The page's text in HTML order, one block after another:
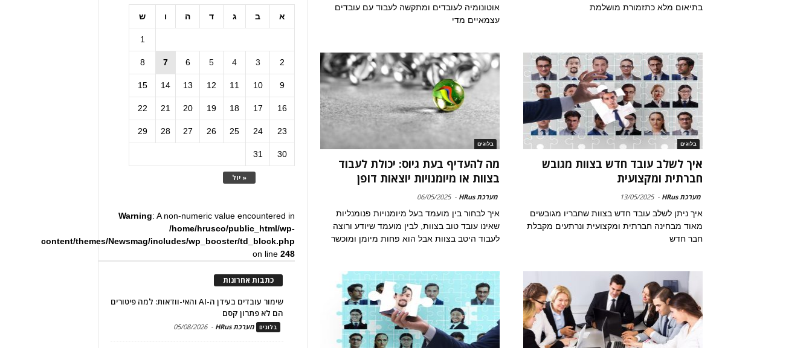
בתיאום מלא כתזמורת מושלמת
אוטונומיה לעובדים ומתקשה לעבוד עם עובדים
עצמאיים מדי
בלוגים
איך לשלב עובד חדש בצוות מגובש
חברתית ומקצועית
מערכת HRus -
13/05/2025
איך ניתן לשלב עובד חדש בצוות שחבריו מגובשים
מאוד מבחינה חברתית ומקצועית ונרתעים מקבלת
חבר חדש
בלוגים
מה להעדיף בעת גיוס: יכולת לעבוד
בצוות או מיומנויות יוצאות דופן
מערכת HRus -
06/05/2025
איך לבחור בין מועמד בעל מיומנויות פנומנליות
שאינו עובד טוב בצוות, לבין מועמד שיודע ורוצה
לעבוד היטב בצוות אבל הוא פחות מיומן ומוכשר
א ב ג ד ה ו ש
« יול
1
2
3
4
5
6
7
8
9
10
11
12
13
14
15
16
17
18
19
20
21
22
23
24
25
26
27
28
29
30
31
Warning: A non-numeric value encountered in
/home/hrusco/public_html/wp-
content/themes/Newsmag/includes/wp_booster/td_block.php
on line248
כתבות אחרונות
שימור עובדים בעידן ה-AI והאי-וודאות: למה פיטורים
הם לא פתרון קסם
בלוגים מערכת HRus -
05/08/2026